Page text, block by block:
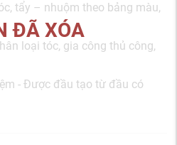
ĐÃ XÓA
tẩy – nhuộm theo bảng màu,
loại tóc, gia công thủ công,
- Được đầu tạo từ đầu có